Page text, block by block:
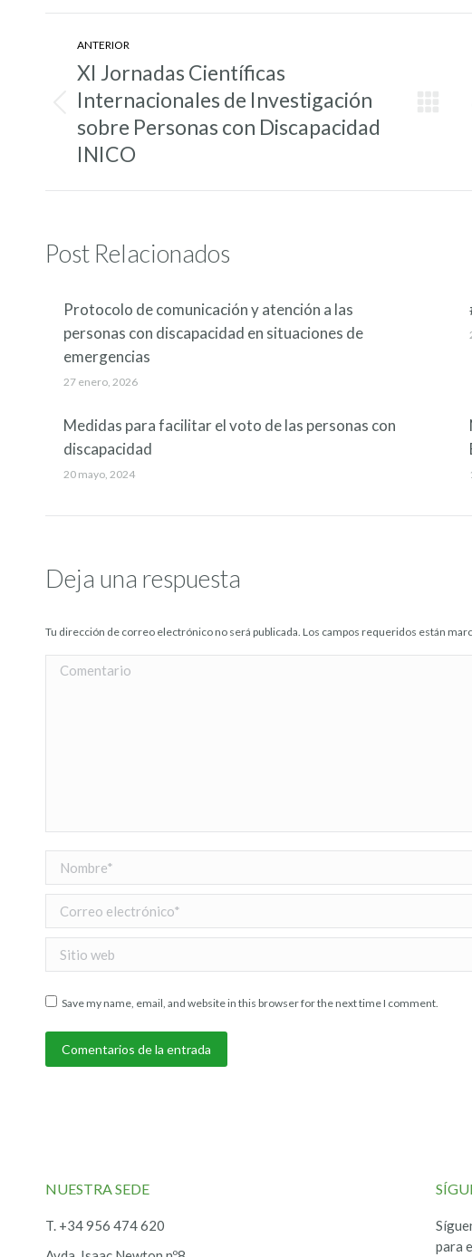
Navegación
entre
entradas
ANTERIOR
Entrada
anterior:
XI Jornadas Científicas
Internacionales de Investigación
sobre Personas con Discapacidad
INICO
Post Relacionados
Protocolo de comunicación y atención a las
personas con discapacidad en situaciones de
emergencias
27 enero, 2026
Medidas para facilitar el voto de las personas con
discapacidad
20 mayo, 2024
Deja una respuesta
Tu dirección de correo electrónico no será publicada. Los campos requeridos están
Comentario
Nombre *
Correo electrónico *
Sitio web
Save my name, email, and website in this browser for the next time I comment.
Comentarios de la entrada
NUESTRA SEDE
T. +34 956 474 620
para